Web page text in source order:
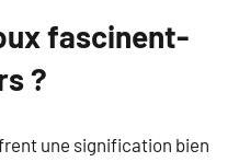
fascinent-
?
une signification bien